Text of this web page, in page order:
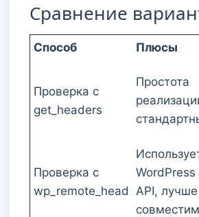
Сравнение
Способ Плюсы
Проверка с
get_headers
Простота
Проверка с
wp_remote_head
WordPress
API, лучше